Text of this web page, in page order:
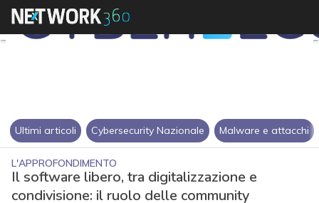
Ultimi articoli Cybersecurity Nazionale Malware e attacchi
L'APPROFONDIMENTO
Il software libero, tra digitalizzazione e
condivisione: il ruolo delle community